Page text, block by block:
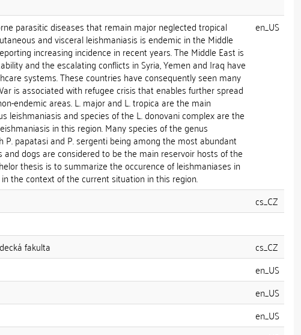
parasitic diseases that remain major neglected tropical
and visceral leishmaniasis is endemic in the Middle
increasing incidence in recent years. The Middle East is
and the escalating conflicts in Syria, Yemen and Iraq have
systems. These countries have consequently seen many
is associated with refugee crisis that enables further spread
endemic areas. L. major and L. tropica are the main
leishmaniasis and species of the L. donovani complex are the
in this region. Many species of the genus
P. papatasi and P. sergenti being among the most abundant
and dogs are considered to be the main reservoir hosts of the
thesis is to summarize the occurence of leishmaniases in
the context of the current situation in this region.
en_US
cs_CZ
fakulta
cs_CZ
en_US
en_US
en_US